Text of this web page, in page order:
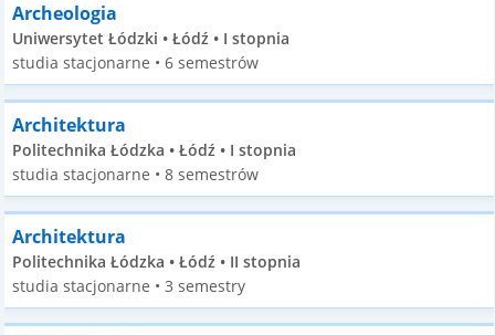
Archeologia
Uniwersytet Łódzki • Łódź • I stopnia
studia stacjonarne • 6 semestrów
Architektura
Politechnika Łódzka • Łódź • I stopnia
studia stacjonarne • 8 semestrów
Architektura
Politechnika Łódzka • Łódź • II stopnia
studia stacjonarne • 3 semestry